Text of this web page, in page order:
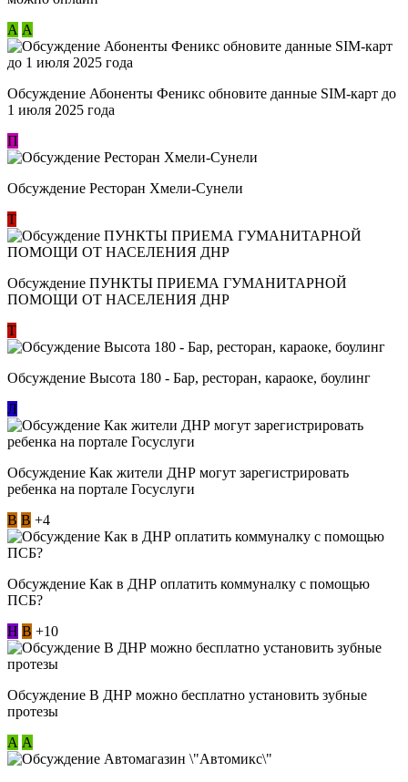
А А
Обсуждение Абоненты Феникс обновите данные SIM-карт до
1 июля 2025 года
П
Обсуждение Ресторан Хмели-Сунели
Т
Обсуждение ​ПУНКТЫ ПРИЕМА ГУМАНИТАРНОЙ
ПОМОЩИ ОТ НАСЕЛЕНИЯ ДНР
Т
Обсуждение Высота 180 - Бар, ресторан, караоке, боулинг
Л
Обсуждение Как жители ДНР могут зарегистрировать
ребенка на портале Госуслуги
В В +4
Обсуждение Как в ДНР оплатить коммуналку с помощью
ПСБ?
Н В +10
Обсуждение В ДНР можно бесплатно установить зубные
протезы
А А